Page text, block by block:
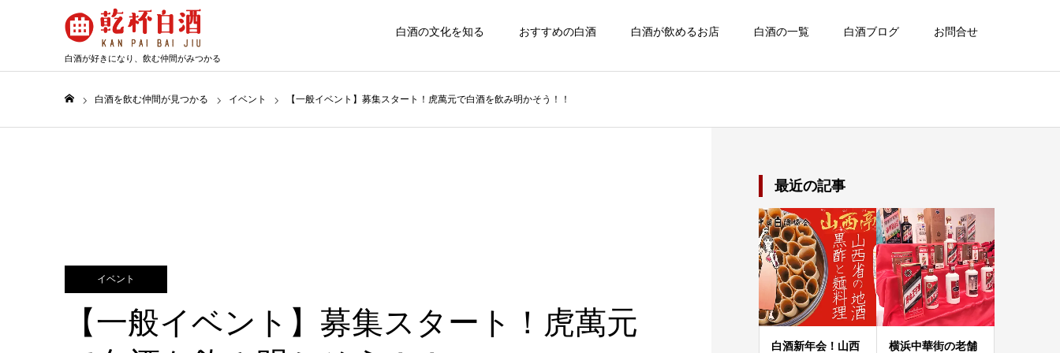
白酒が好き にな り、 飲む仲間がみつかる
白酒の文化を知る おすすめの白酒 白酒が飲めるお店 白酒の一覧 白酒ブログ お問合せ
白酒を飲む仲間が見つかる イベント 【一般イベント】募集スタート！虎萬元で白酒を飲み明かそう！！
イベント
【一般イベント】募集スタート！虎萬元
最近の記事
白酒新年会！山西 横浜中華街の老舗